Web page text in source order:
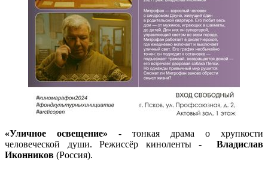
«Уличное освещение» - тонкая драма о хрупкости
человеческой души. Режиссёр киноленты - Владислав
Иконников (Россия).